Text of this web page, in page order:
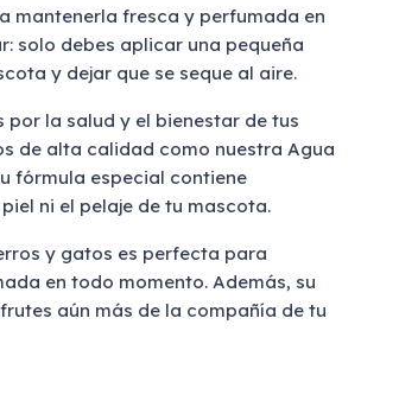
mantenerla fresca y perfumada en
solo debes aplicar una pequeña
y dejar que se seque al aire.
por la salud y el bienestar de tus
de alta calidad como nuestra Agua
fórmula especial contiene
ni el pelaje de tu mascota.
y gatos es perfecta para
en todo momento. Además, su
aún más de la compañía de tu